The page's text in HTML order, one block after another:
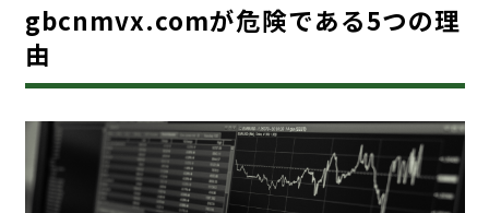
gbcnmvx.comが危険である5つの理
由